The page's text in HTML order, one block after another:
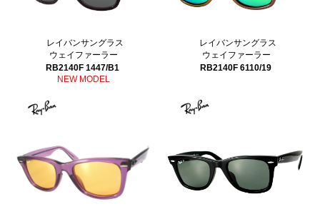
レイバンサングラス
ウェイファーラー
RB2140F 1447/B1
NEW MODEL
レイバンサングラス
ウェイファーラー
RB2140F 6110/19